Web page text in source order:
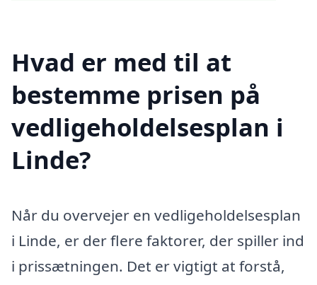
Hvad er med til at
bestemme prisen på
vedligeholdelsesplan i
Linde?
Når du overvejer en vedligeholdelsesplan
i Linde, er der flere faktorer, der spiller ind
i prissætningen. Det er vigtigt at forstå,